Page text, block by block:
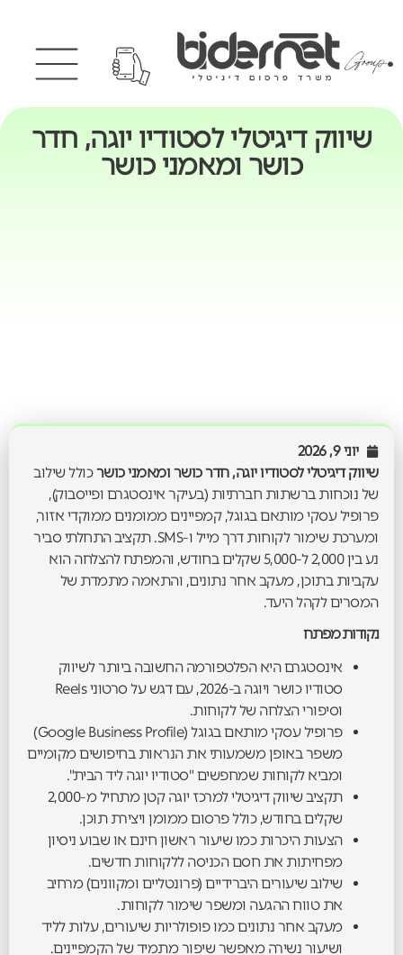
שיווק דיגיטלי לסטודיו יוגה, חדר
כושר ומאמני כושר
יוני 9, 2026
שיווק דיגיטלי לסטודיו יוגה, חדר כושר ומאמני כושרכולל שילוב
של נוכחות ברשתות חברתיות (בעיקר אינסטגרם ופייסבוק),
פרופיל עסקי מותאם בגוגל, קמפיינים ממומנים ממוקדי אזור,
ומערכת שימור לקוחות דרך מייל ו-SMS. תקציב התחלתי סביר
נע בין 2,000 ל-5,000 שקלים בחודש, והמפתח להצלחה הוא
עקביות בתוכן, מעקב אחר נתונים, והתאמה מתמדת של
המסרים לקהל היעד.
נקודות מפתח
אינסטגרם היא הפלטפורמה החשובה ביותר לשיווק
סטודיו כושר ויוגה ב-2026, עם דגש על סרטוני Reels
וסיפורי הצלחה של לקוחות.
פרופיל עסקי מותאם בגוגל (Google Business Profile)
משפר באופן משמעותי את הנראות בחיפושים מקומיים
ומביא לקוחות שמחפשים "סטודיו יוגה ליד הבית".
תקציב שיווק דיגיטלי למרכז יוגה קטן מתחיל מ-2,000
שקלים בחודש, כולל פרסום ממומן ויצירת תוכן.
הצעות היכרות כמו שיעור ראשון חינם או שבוע ניסיון
מפחיתות את חסם הכניסה ללקוחות חדשים.
שילוב שיעורים היברידיים (פרונטליים ומקוונים) מרחיב
את טווח ההגעה ומשפר שימור לקוחות.
מעקב אחר נתונים כמו פופולריות שיעורים, עלות לליד
ושיעור נשירה מאפשר שיפור מתמיד של הקמפיינים.